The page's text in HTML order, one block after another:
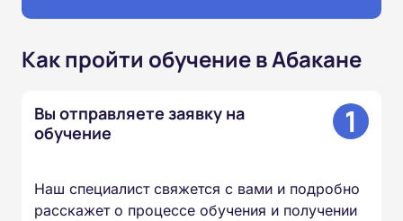
Как пройти обучение в Абакане
Вы отправляете заявку на
обучение
1
Наш специалист свяжется с вами и подробно
расскажет о процессе обучения и получении